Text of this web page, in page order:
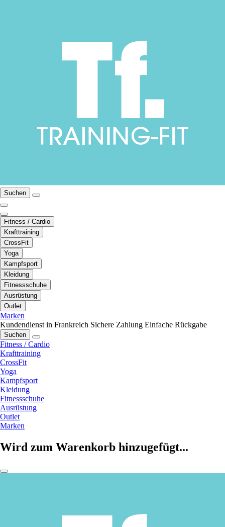
Suchen
Fitness / Cardio
Krafttraining
CrossFit
Yoga
Kampfsport
Kleidung
Fitnessschuhe
Ausrüstung
Outlet
Marken
Kundendienst in Frankreich Sichere Zahlung Einfache Rückgabe
Suchen
Fitness / Cardio
Krafttraining
CrossFit
Yoga
Kampfsport
Kleidung
Fitnessschuhe
Ausrüstung
Outlet
Marken
Wird zum Warenkorb hinzugefügt...